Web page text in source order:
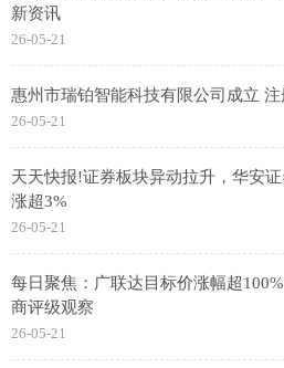
新资讯
26-05-21
惠州市瑞铂智能科技有限公司成立
26-05-21
天天快报!证券板块异动拉升，华安
涨超3%
26-05-21
每日聚焦：广联达目标价涨幅超
商评级观察
26-05-21